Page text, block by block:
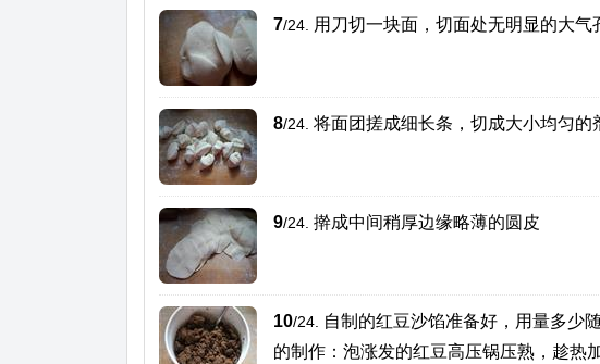
7/24. 用刀切一块面，切面处无明显的大气
8/24. 将面团搓成细长条，切成大小均匀的
9/24. 擀成中间稍厚边缘略薄的圆皮
10/24.
自制的红豆沙馅准备好，用量多少
的制作：泡涨发的红豆高压锅压熟，趁热